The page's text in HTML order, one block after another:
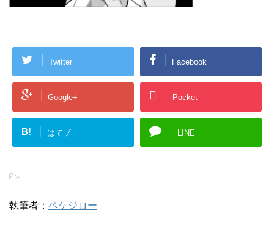
Twitter Facebook
Google+ Pocket
B! はてブ LINE
-
執筆者： ペケジロー